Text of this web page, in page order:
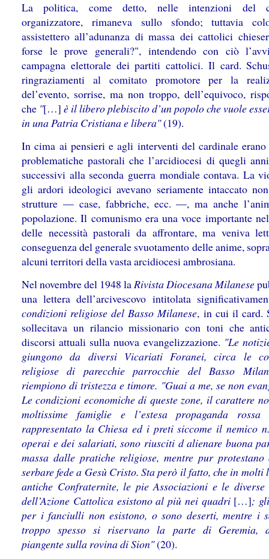
La politica, come detto, nelle intenzioni del
organizzatore, rimaneva sullo sfondo; tuttavia
assistettero all’adunanza di massa dei cattolici
forse le prove generali?", intendendo con ciò
campagna elettorale dei partiti cattolici. Il card.
ringraziamenti al comitato promotore per la
del’evento, sorrise, ma non troppo, dell’equivoco,
che "[…] è il libero plebiscito d’un popolo che vuole
in una Patria Cristiana e libera"(19).
In cima ai pensieri e agli interventi del cardinale erano
problematiche pastorali che l’arcidiocesi di quegli
successivi alla seconda guerra mondiale contava. La
gli ardori ideologici avevano seriamente intaccato
strutture — case, fabbriche, ecc. —, ma anche
popolazione. Il comunismo era una voce importante
delle necessità pastorali da affrontare, ma veniva
conseguenza del generale svuotamento delle anime,
alcuni territori della vasta arcidiocesi ambrosiana.
Nel novembre del 1948 laRivista Diocesana Milanese
una lettera dell’arcivescovo intitolata
condizioni religiose del Basso Milanese, in cui il card.
sollecitava un rilancio missionario con toni che
discorsi attuali sulla nuova evangelizzazione. "Le
giungono da diversi Vicariati Foranei, circa le
religiose di parecchie parrocchie del Basso
riempiono di tristezza e timore. "Guai a me, se non
Le condizioni economiche di queste zone, il carattere
moltissime famiglie e l’estesa propaganda
rappresentato la Chiesa ed i preti siccome il nemico
operai e dei salariati, sono riusciti d alienare buona
massa dalle pratiche religiose, mentre pur
serbare fede a Gesù Cristo. Sta però il fatto, che in molti
antiche Confraternite, le pie Associazioni e le diverse
dell’Azione Cattolica esistono al più nei quadri […];
per i fanciulli non esistono, o sono deserti, mentre i
troppo spesso si riservano la parte di Geremia,
piangente sulla rovina di Sion"(20).